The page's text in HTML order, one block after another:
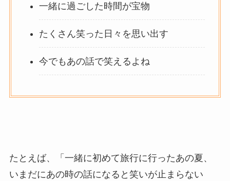
一緒に過ごした時間が宝物
たくさん笑った日々を思い出す
今でもあの話で笑えるよね
たとえば、「一緒に初めて旅行に行ったあの夏、
いまだにあの時の話になると笑いが止まらない